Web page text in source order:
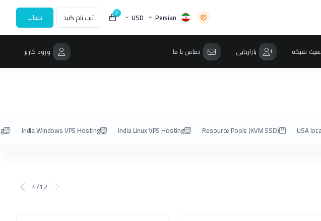
Persian
USD
0 ثبت نام کنید حساب
شبکه بازاریابی تماس با ما ورود کاربر
USA
Resource Pools (KVM SSD)
India Linux VPS Hosting
India Windows VPS Hosting
4/12